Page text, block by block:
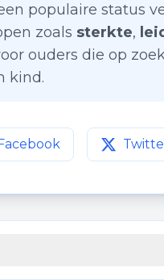
populaire status
zoals sterkte,
ouders die op
kind.
deze pagina opDeel